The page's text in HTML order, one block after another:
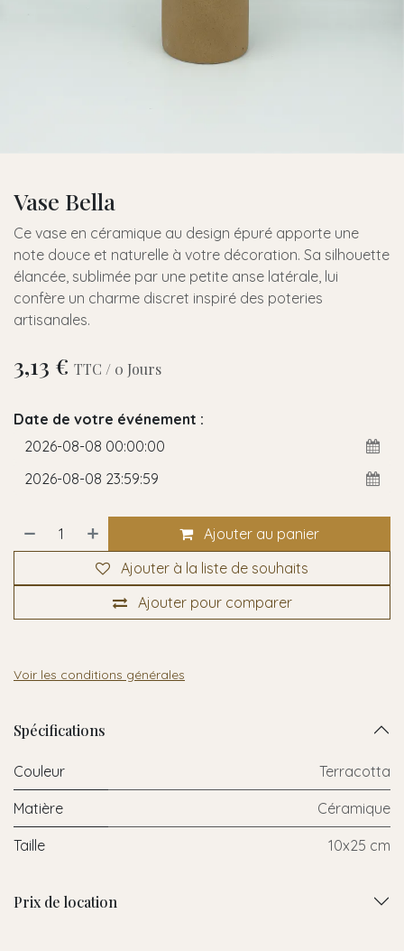
Vase Bella
Ce vase en céramique au design épuré apporte une
note douce et naturelle à votre décoration. Sa silhouette
élancée, sublimée par une petite anse latérale, lui
confère un charme discret inspiré des poteries
artisanales.
3,13 € TTC / 0 Jours
Date de votre événement :
Ajouter au panier
Ajouter pour comparer
Ajouter à la liste de souhaits
Voir les conditions générales
Spécifications
Couleur Terracotta
Matière Céramique
Taille 10x25 cm
Prix de location